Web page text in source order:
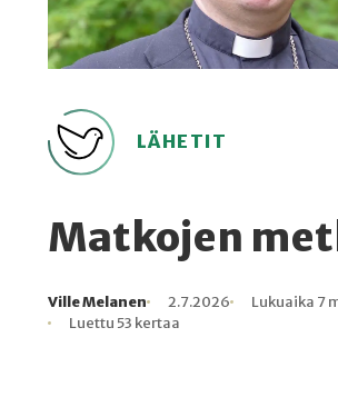
LÄHETIT
Matkojen
Kirjoittaja
Ville Melanen
Julkaistu
2.7.2026
Lukuaika
Lukuaika 7
Lukukertoja
Luettu 53 kertaa